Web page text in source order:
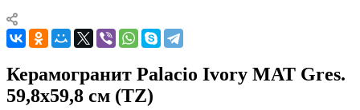
Керамогранит Palacio Ivory MAT Gres.
59,8x59,8 см (TZ)